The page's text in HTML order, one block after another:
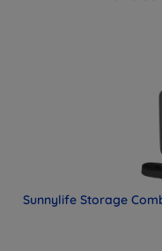
Sunnylife Storage